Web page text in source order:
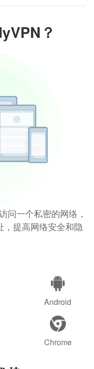
？
问一个私密的网络，
，提高网络安全和隐
Android
Chrome